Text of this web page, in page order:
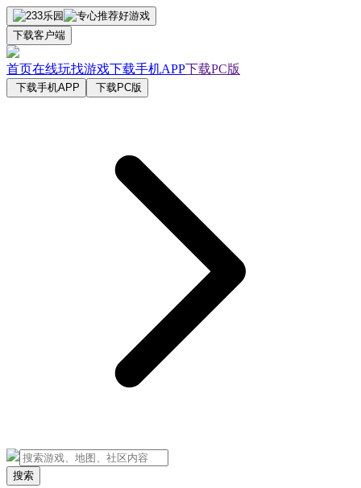
下载客户端
首页在线玩找游戏下载手机APP下载PC版
下载手机APP 下载PC版
搜索